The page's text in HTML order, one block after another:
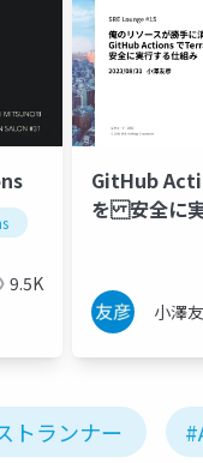
自動化 ci
9.5K
GitHub
を 安全に
小澤
トランナー